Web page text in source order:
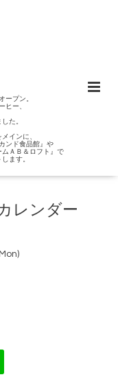
ープン。
ヒー、
た。
メインに、
ンド食品館』や
ムＡＢ＆ロフト』で
ます。
レンダー